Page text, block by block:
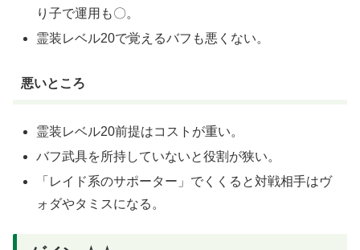
り子で運用も〇。
霊装レベル20で覚えるバフも悪くない。
悪いところ
霊装レベル20前提はコストが重い。
バフ武具を所持していないと役割が狭い。
「レイド系のサポーター」でくくると対戦相手はヴ
ォダやタミスになる。